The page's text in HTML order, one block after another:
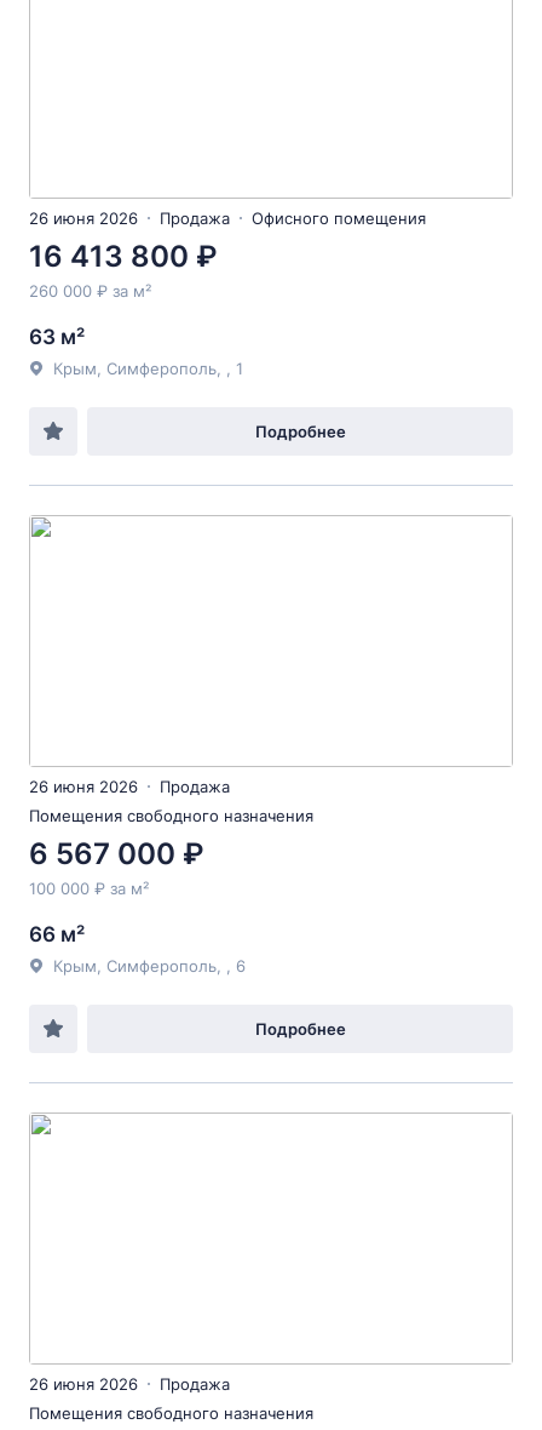
26 июня 2026 Продажа Офисного помещения
16 413 800 ₽
260 000 ₽ за м²
63 м²
Крым, Симферополь, , 1
Подробнее
26 июня 2026
Продажа
Помещения свободного назначения
6 567 000 ₽
100 000 ₽ за м²
66 м²
Крым, Симферополь, , 6
Подробнее
26 июня 2026
Продажа
Помещения свободного назначения